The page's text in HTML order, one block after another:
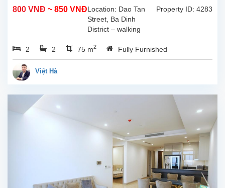
800 VNĐ ~ 850 VNĐ Property ID: 4283
Location: Dao Tan
Street, Ba Dinh
District – walking
Center, Thu Le Park,
embassies,
2 2 75 m2 Fully Furnished
Việt Hà